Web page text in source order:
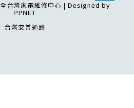
台灣家電維修中心 | Designed by
PPNET
台灣安普通路